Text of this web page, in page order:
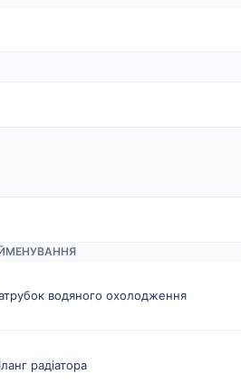
водяного охолодження
радіатора